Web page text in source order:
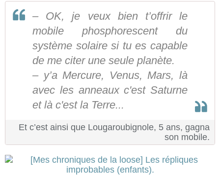
– OK, je veux bien t’offrir le
mobile phosphorescent du
système solaire si tu es capable
de me citer une seule planète.
– y’a Mercure, Venus, Mars, là
avec les anneaux c'est Saturne
et là c'est la Terre...
Et c’est ainsi que Lougaroubignole, 5 ans, gagna
son mobile.